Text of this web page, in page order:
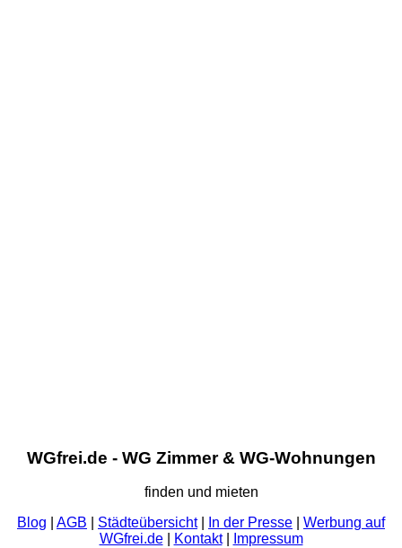
WGfrei.de - WG Zimmer & WG-Wohnungen
finden und mieten
Blog
AGB Städteübersicht| In der Presse
Werbung auf
WGfrei.de| Kontakt| Impressum